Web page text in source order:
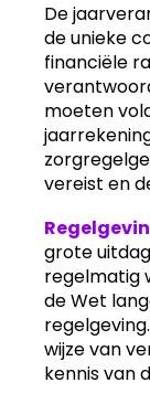
De
de unieke
financiële
moeten
vereist en
grote
regelmatig
de Wet
wijze van
kennis van